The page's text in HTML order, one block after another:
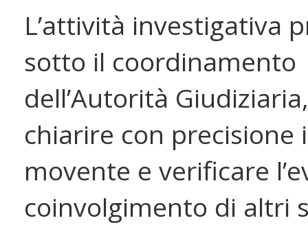
L’attività investigativa
sotto il coordinamento
dell’Autorità
chiarire con precisione
movente e verificare
coinvolgimento di altri